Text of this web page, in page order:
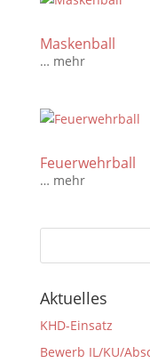
Maskenball
… mehr
Feuerwehrball
… mehr
Aktuelles
KHD-Einsatz
Bewerb IL/KU/